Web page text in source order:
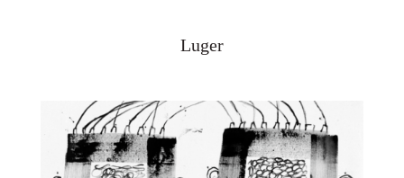
Luger